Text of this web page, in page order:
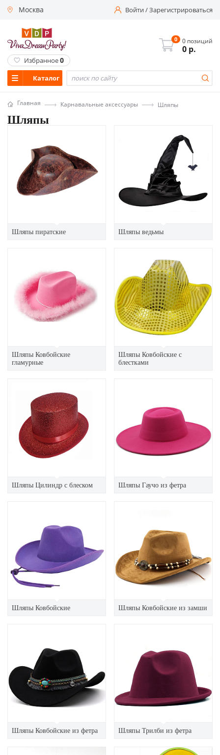
Москва Войти/Зарегистрироваться
Каталог
0 0 позиций
0 р.
Избранное0
Главная Карнавальные аксессуары Шляпы
Шляпы
Шляпы пиратские Шляпы ведьмы
Шляпы Ковбойские
гламурные
Шляпы Ковбойские с
блестками
Шляпы Цилиндр с блеском Шляпы Гаучо из фетра
Шляпы Ковбойские Шляпы Ковбойские из замши
Шляпы Ковбойские из фетра Шляпы Трилби из фетра